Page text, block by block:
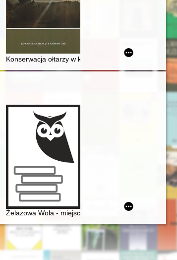
Konserwacja ołtarzy w kościele w Łapszach Niżnych
korespondencja oraz aspekty emigracyjnej
Żelazowa Wola - miejsce urodzenia Fryderyka